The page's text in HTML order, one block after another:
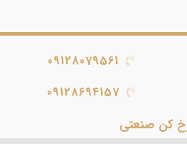
کن صنعتی
09128079561
09128694157